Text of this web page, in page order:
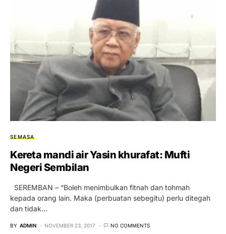
SEMASA
Kereta mandi air Yasin khurafat: Mufti
Negeri Sembilan
SEREMBAN – “Boleh menimbulkan fitnah dan tohmah
kepada orang lain. Maka (perbuatan sebegitu) perlu ditegah
dan tidak…
BY ADMIN NOVEMBER 23, 2017 NO COMMENTS